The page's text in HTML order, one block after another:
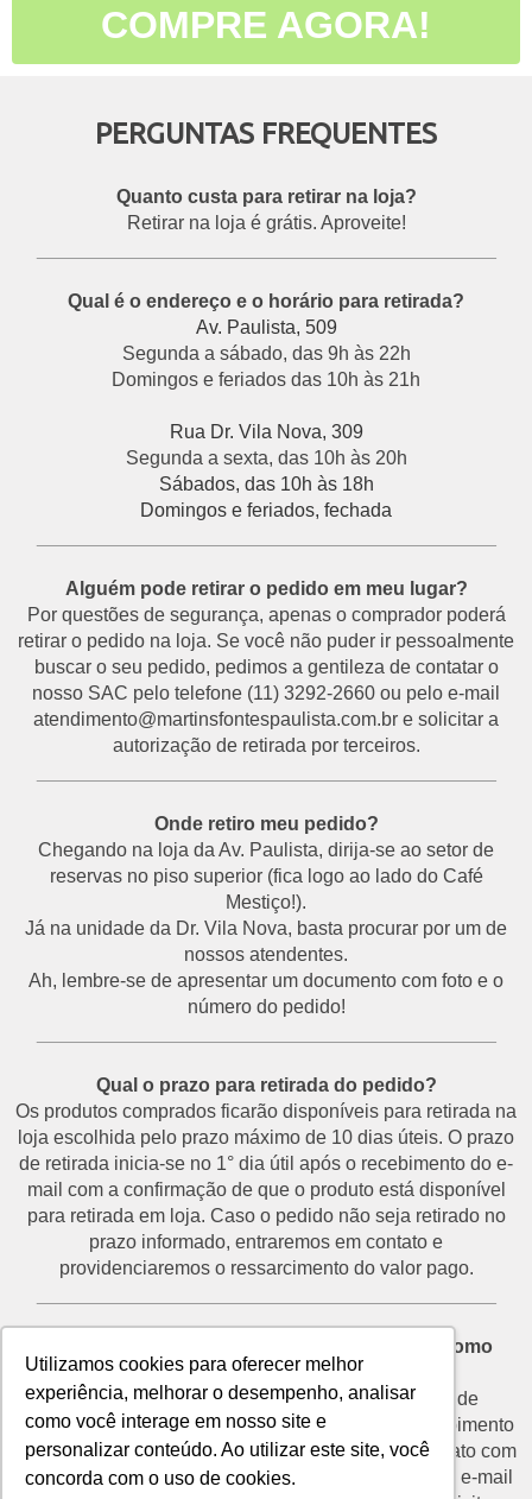
Utilizamos cookies para oferecer melhor
experiência, melhorar o desempenho, analisar
como você interage em nosso site e
personalizar conteúdo. Ao utilizar este site, você
concorda com o uso de cookies.
COMPRE AGORA!
PERGUNTAS FREQUENTES
Quanto custa para retirar na loja?
Retirar na loja é grátis. Aproveite!
Qual é o endereço e o horário para retirada?
Av. Paulista, 509
Segunda a sábado, das 9h às 22h
Domingos e feriados das 10h às 21h
Rua Dr. Vila Nova, 309
Segunda a sexta, das 10h às 20h
Sábados, das 10h às 18h
Domingos e feriados, fechada
Alguém pode retirar o pedido em meu lugar?
Por questões de segurança, apenas o comprador poderá
retirar o pedido na loja. Se você não puder ir pessoalmente
buscar o seu pedido, pedimos a gentileza de contatar o
nosso SAC pelo telefone (11) 3292-2660 ou pelo e-mail
atendimento@martinsfontespaulista.com.br e solicitar a
autorização de retirada por terceiros.
Onde retiro meu pedido?
Chegando na loja da Av. Paulista, dirija-se ao setor de
reservas no piso superior (fica logo ao lado do Café
Mestiço!).
Já na unidade da Dr. Vila Nova, basta procurar por um de
nossos atendentes.
Ah, lembre-se de apresentar um documento com foto e o
número do pedido!
Qual o prazo para retirada do pedido?
Os produtos comprados ficarão disponíveis para retirada na
loja escolhida pelo prazo máximo de 10 dias úteis. O prazo
de retirada inicia-se no 1° dia útil após o recebimento do e-
mail com a confirmação de que o produto está disponível
para retirada em loja. Caso o pedido não seja retirado no
prazo informado, entraremos em contato e
providenciaremos o ressarcimento do valor pago.
Desisti do pedido e não vou retirá-lo na loja. Como
proceder?
O prazo para devolução de produtos por motivo de
desistência é de até 7 dias corridos a partir do recebimento
do e-mail de confirmação de retirada. Entre em contato com
o nosso SAC através do telefone (11) 3292-2660 ou e-mail